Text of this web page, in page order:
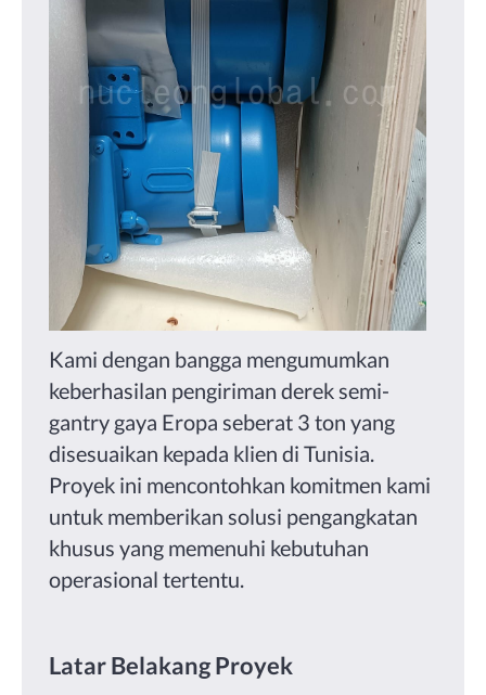
Kami dengan bangga mengumumkan
keberhasilan pengiriman derek semi-
gantry gaya Eropa seberat 3 ton yang
disesuaikan kepada klien di Tunisia.
Proyek ini mencontohkan komitmen kami
untuk memberikan solusi pengangkatan
khusus yang memenuhi kebutuhan
operasional tertentu.
Latar Belakang Proyek